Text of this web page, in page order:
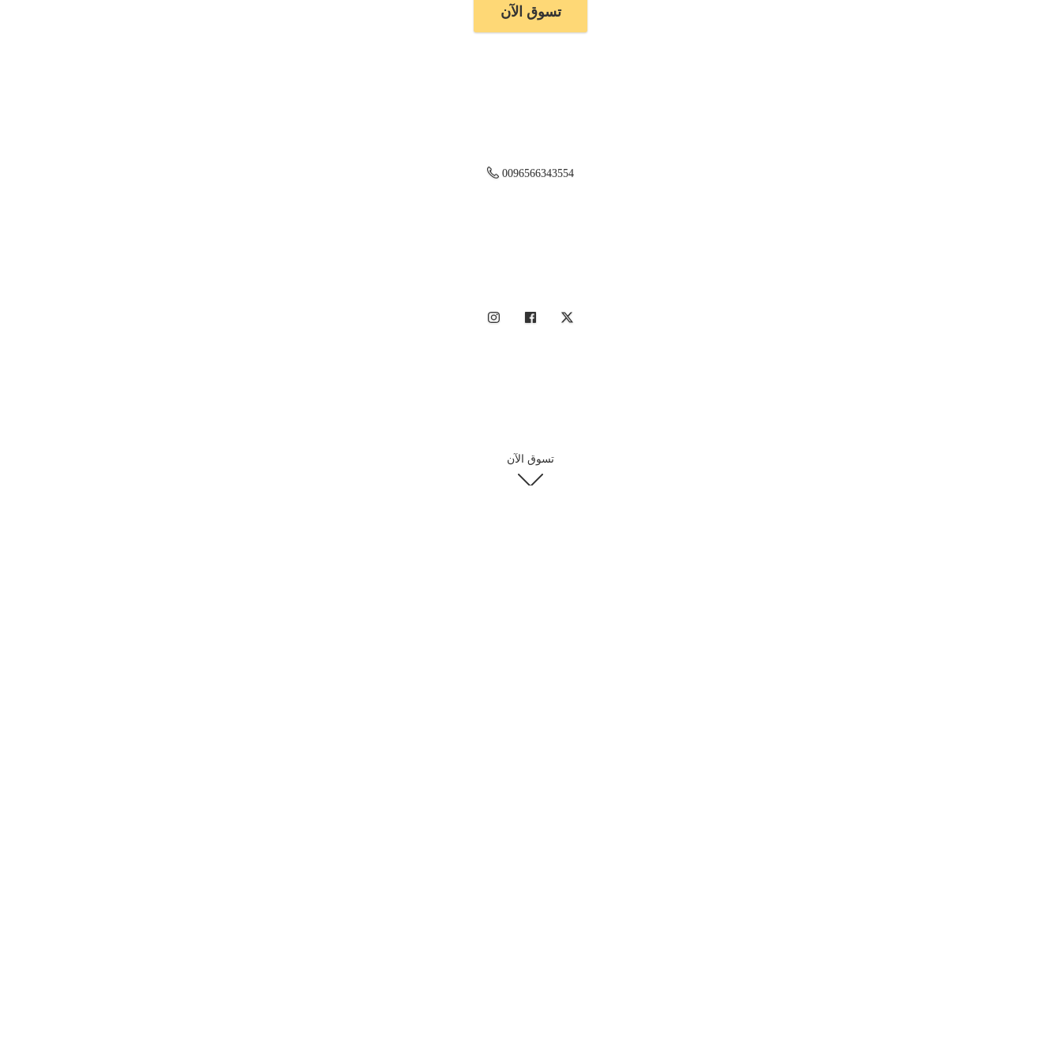
تسوق الآن
0096566343554
تسوق الآن